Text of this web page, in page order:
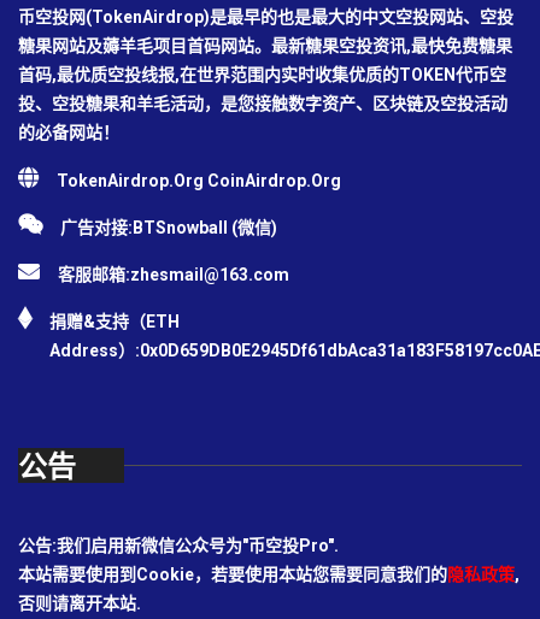
币空投网(TokenAirdrop)是最早的也是最大的中文空投网站、空投
糖果网站及薅羊毛项目首码网站。最新糖果空投资讯,最快免费糖果
首码,最优质空投线报,在世界范围内实时收集优质的TOKEN代币空
投、空投糖果和羊毛活动，是您接触数字资产、区块链及空投活动
的必备网站！
TokenAirdrop.Org CoinAirdrop.Org
广告对接:BTSnowball (微信)
客服邮箱:zhesmail@163.com
捐赠&支持（ETH
Address）
公告
公告:我们启用新微信公众号为"币空投Pro".
本站需要使用到Cookie，若要使用本站您需要同意我们的隐私政策,
否则请离开本站.